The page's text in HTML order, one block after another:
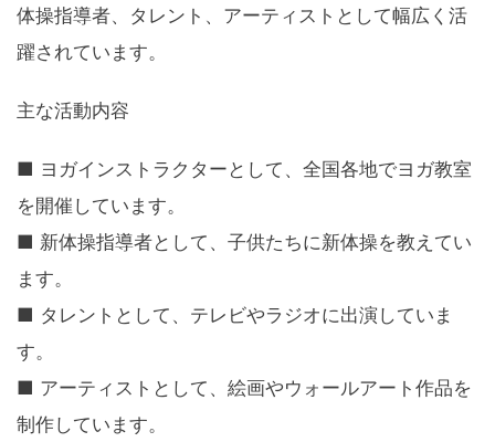
体操指導者、タレント、アーティストとして幅広く活
躍されています。
主な活動内容
■ ヨガインストラクターとして、全国各地でヨガ教室
を開催しています。
■ 新体操指導者として、子供たちに新体操を教えてい
ます。
■ タレントとして、テレビやラジオに出演していま
す。
■ アーティストとして、絵画やウォールアート作品を
制作しています。